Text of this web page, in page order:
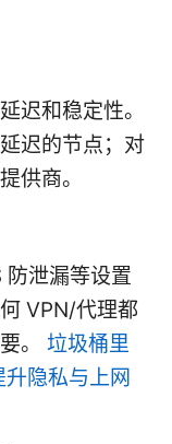
迟和稳定性。
迟的节点；对
供商。
防泄漏等设置
VPN/代理都
。 垃圾桶里
隐私与上网